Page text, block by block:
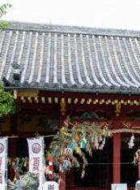
시는 신사입니다. 오오
다고 알려져 있습니다.
절을 하고 경내로 들어
면 물장소（초즈샤・초
물장소 토미오카 하치
켜보고 있습니다. 봉황
니다. 그런 봉황의 입에
함을 느낄 수 있습니다.
본전은 두 동의 건물이
주홍색이 눈길을 끕니다